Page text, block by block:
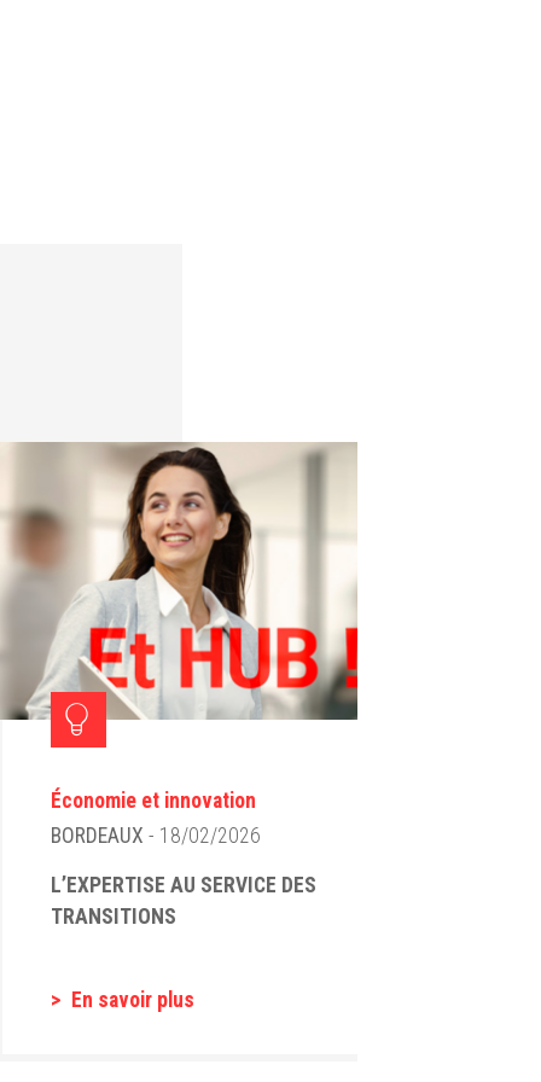
Économie et innovation
BORDEAUX - 18/02/2026
L’EXPERTISE AU SERVICE DES
TRANSITIONS
En savoir plus